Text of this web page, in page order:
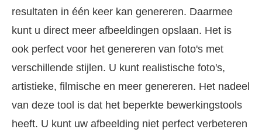
resultaten in één keer kan genereren. Daarmee
kunt u direct meer afbeeldingen opslaan. Het is
ook perfect voor het genereren van foto's met
verschillende stijlen. U kunt realistische foto's,
artistieke, filmische en meer genereren. Het nadeel
van deze tool is dat het beperkte bewerkingstools
heeft. U kunt uw afbeelding niet perfect verbeteren